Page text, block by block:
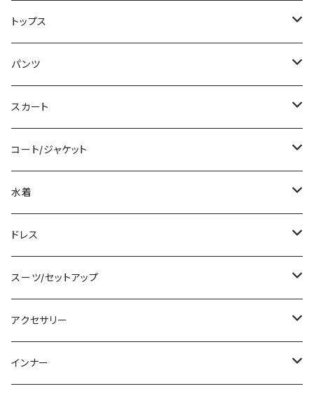
ミニ/ショート
ミディアム/ミモレ
ロング/マキシ
袖付き
ノースリーブ
その他
チュニック
トップス
Tシャツ/カットソー
タンクトップ/キャミソール
シャツ/ブラウス
ベアトップ/チューブトップ
カーディガン/ボレロ
ニット/セーター
パーカー
スウェット/トレーナー
パンツ
ショート丈
クロップド丈
ロング丈
デニム
レギンス
その他
オールインワン
スカート
ミニ/ショート
ミディアム/ミモレ
ロング
その他
コート/ジャケット
コート
ジャケット
その他
水着
タンキニ
バンドゥビキニ
ワンピース
ラッシュガード
ドレス
ミニ/ショート
ミディアム/ミモレ
ロング/マキシ
スーツ/セットアップ
パンツスーツ
スカートスーツ
アクセサリー
ネックレス
インナー